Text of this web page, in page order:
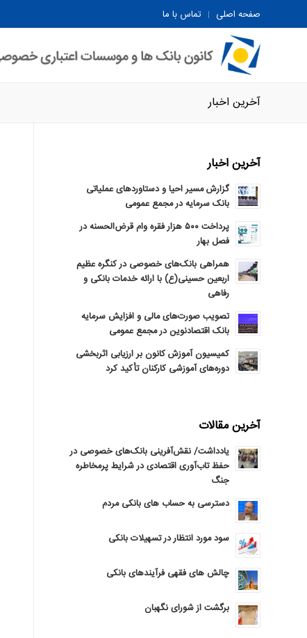
صفحه اصلی تماس با ما
آخرین اخبار
آخرین اخبار
گزارش مسیر احیا و دستاوردهای عملیاتی
بانک سرمایه در مجمع عمومی
پرداخت ۵۰۰ هزار فقره وام قرض‌الحسنه در
فصل بهار
همراهی بانک‌های خصوصی در کنگره عظیم
اربعین حسینی(ع) با ارائه خدمات بانکی و
رفاهی
تصویب صورت‌های مالی و افزایش سرمایه
بانک اقتصادنوین در مجمع عمومی
کمیسیون آموزش کانون بر ارزیابی اثربخشی
دوره‌های آموزشی کارکنان تأکید کرد
آخرین مقالات
یادداشت/ نقش‌آفرینی بانک‌های خصوصی در
حفظ تاب‌آوری اقتصادی در شرایط پرمخاطره
جنگ
دسترسی به حساب های بانکی مردم
سود مورد انتظار در تسهیلات بانکی
چالش های فقهی فرآیندهای بانکی
برگشت از شورای نگهبان